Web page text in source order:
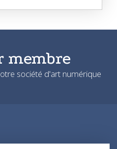
membre
société d'art numérique